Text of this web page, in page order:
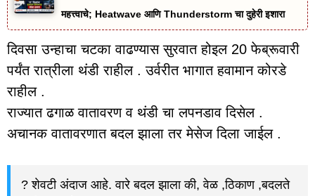
महत्त्वाचे; Heatwave आणि Thunderstorm चा दुहेरी इशारा
दिवसा उन्हाचा चटका वाढण्यास सुरवात होइल 20 फेब्रूवारी
पर्यंत रात्रीला थंडी राहील . उर्वरीत भागात हवामान कोरडे
राहील .
राज्यात ढगाळ वातावरण व थंडी चा लपनडाव दिसेल .
अचानक वातावरणात बदल झाला तर मेसेज दिला जाईल .
? शेवटी अंदाज आहे. वारे बदल झाला की, वेळ ,ठिकाण ,बदलते